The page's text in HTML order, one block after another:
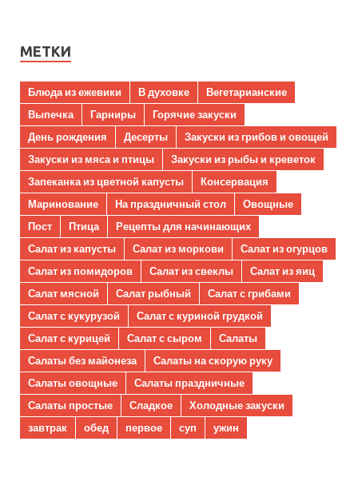
МЕТКИ
Блюда из ежевики В духовке
Вегетарианские
Выпечка
Гарниры
Горячие закуски
День рождения
Десерты
Закуски из грибов и овощей
Закуски из мяса и птицы
Закуски из рыбы и креветок
Запеканка из цветной капусты
Консервация
Маринование
На праздничный стол
Овощные
Пост
Птица
Рецепты для начинающих
Салат из капусты
Салат из моркови
Салат из огурцов
Салат из помидоров
Салат из свеклы
Салат из яиц
Салат мясной
Салат рыбный
Салат с грибами
Салат с кукурузой
Салат с куриной грудкой
Салат с курицей
Салат с сыром
Салаты
Салаты без майонеза
Салаты на скорую руку
Салаты овощные
Салаты праздничные
Салаты простые
Сладкое
Холодные закуски
завтрак
обед первое суп ужин